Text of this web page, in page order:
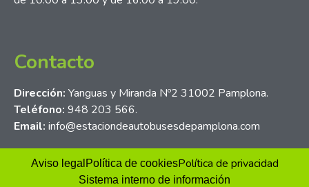
Contacto
Dirección: Yanguas y Miranda Nº2 31002 Pamplona.
Teléfono: 948 203 566.
Email: info@estaciondeautobusesdepamplona.com
Aviso legal Política de cookiesPolítica de privacidad
Sistema interno de información